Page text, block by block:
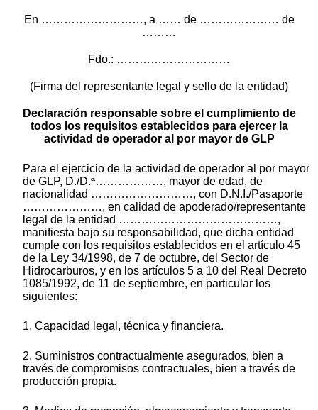
En ………………………, a …… de ………………… de
………
Fdo.: …………………………
(Firma del representante legal y sello de la entidad)
Declaración responsable sobre el cumplimiento de
todos los requisitos establecidos para ejercer la
actividad de operador al por mayor de GLP
Para el ejercicio de la actividad de operador al por mayor
de GLP, D./D.ª………………, mayor de edad, de
nacionalidad ………………………, con D.N.I./Pasaporte
…………………, en calidad de apoderado/representante
legal de la entidad ……………………………………,
manifiesta bajo su responsabilidad, que dicha entidad
cumple con los requisitos establecidos en el artículo 45
de la Ley 34/1998, de 7 de octubre, del Sector de
Hidrocarburos, y en los artículos 5 a 10 del Real Decreto
1085/1992, de 11 de septiembre, en particular los
siguientes:
1. Capacidad legal, técnica y financiera.
2. Suministros contractualmente asegurados, bien a
través de compromisos contractuales, bien a través de
producción propia.